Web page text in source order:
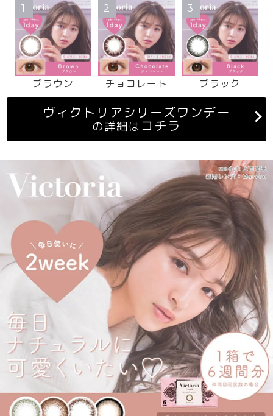
1
ブラウン
2
チョコレート
3
ブラック
ヴィクトリアシリーズワンデー
の詳細は コチラ